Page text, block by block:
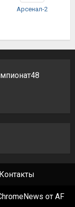
Арсенал-2
Контакты
от AF